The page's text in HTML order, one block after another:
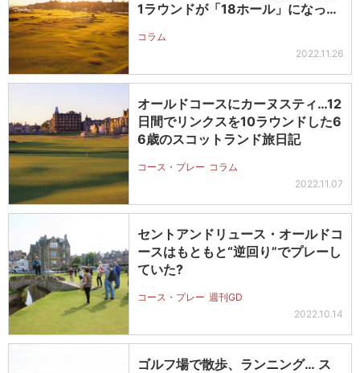
1ラウンドが「18ホール」になっ
コラム
2022.11.26
オールドコースにカーヌスティ…12
日間でリンクスを10ラウンドした6
6歳のスコットランド旅日記
コース・プレー コラム
2022.11.07
セントアンドリュース・オールドコ
ースはもともと“逆回り”でプレーし
ていた?
コース・プレー 週刊GD
2022.10.14
ゴルフ場で散歩、ランニング… ス